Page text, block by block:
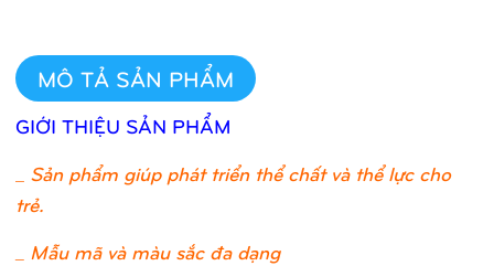
MÔ TẢ SẢN PHẨM
GIỚI THIỆU SẢN PHẨM
Sản phẩm giúp phát triển thể chất và thể lực cho
trẻ.
_ Mẫu mã và màu sắc đa dạng